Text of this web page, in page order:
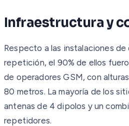
Infraestructura y
Respecto a las instalaciones
repetición, el 90% de ellos
de operadores GSM, con
80 metros. La mayoría de los
antenas de 4 dipolos y un
repetidores.